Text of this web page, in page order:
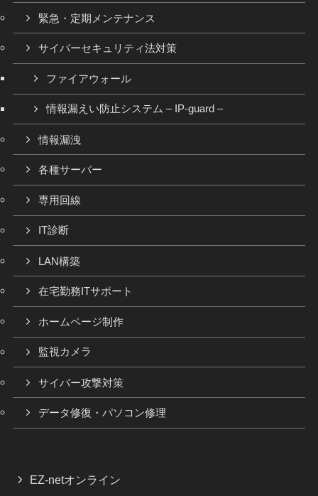
緊急・定期メンテナンス
サイバーセキュリティ法対策
ファイアウォール
情報漏えい防止システム – IP-guard –
情報漏洩
各種サーバー
専用回線
IT診断
LAN構築
在宅勤務ITサポート
ホームページ制作
監視カメラ
サイバー攻撃対策
データ修復・パソコン修理
EZ-netオンライン